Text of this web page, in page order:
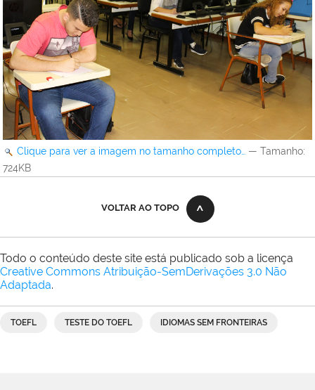
Clique para ver a imagem no tamanho completo… — Tamanho:
724KB
VOLTAR AO TOPO
Todo o conteúdo deste site está publicado sob a licença
Creative Commons Atribuição-SemDerivações 3.0 Não
Adaptada.
TOEFL TESTE DO TOEFL IDIOMAS SEM FRONTEIRAS